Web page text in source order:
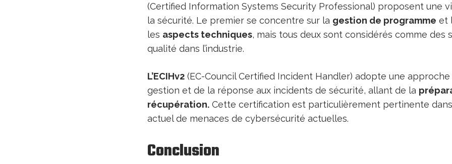
(Certified Information Systems Security Professional) proposent une
la sécurité. Le premier se concentre sur la gestion de programme et
les aspects techniques, mais tous deux sont considérés comme des
qualité dans l’industrie.
L’ECIHv2 (EC-Council Certified Incident Handler) adopte une
gestion et de la réponse aux incidents de sécurité, allant de la
récupération. Cette certification est particulièrement pertinente
actuel de menaces de cybersécurité actuelles.
Conclusion